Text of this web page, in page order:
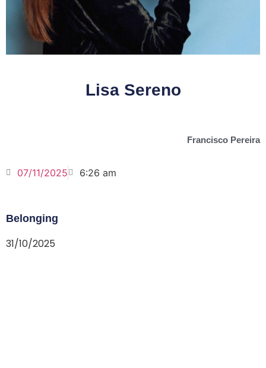
Lisa Sereno
Francisco Pereira
07/11/2025 6:26 am
Belonging
31/10/2025